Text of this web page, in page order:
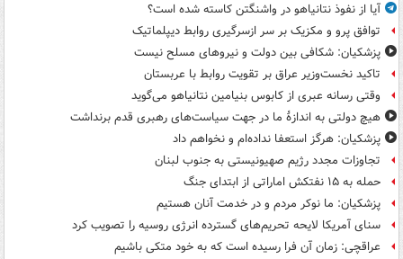
آیا از نفوذ نتانیاهو در واشنگتن کاسته شده است؟
توافق پرو و مکزیک بر سر ازسرگیری روابط دیپلماتیک
پزشکیان: شکافی بین دولت و نیروهای مسلح نیست
تاکید نخست‌وزیر عراق بر تقویت روابط با عربستان
وقتی رسانه عبری از کابوس بنیامین نتانیاهو می‌گوید
هیچ دولتی به اندازۀ ما در جهت سیاست‌های رهبری قدم برنداشت
پزشکیان: هرگز استعفا نداده‌ام و نخواهم داد
تجاوزات مجدد رژیم صهیونیستی به جنوب لبنان
حمله به ۱۵ نفتکش‌ اماراتی از ابتدای جنگ
پزشکیان: ما نوکر مردم و در خدمت آنان هستیم
سنای آمریکا لایحه تحریم‌های گسترده انرژی روسیه را تصویب کرد
عراقچی: زمان آن فرا رسیده است که به خود متکی باشیم